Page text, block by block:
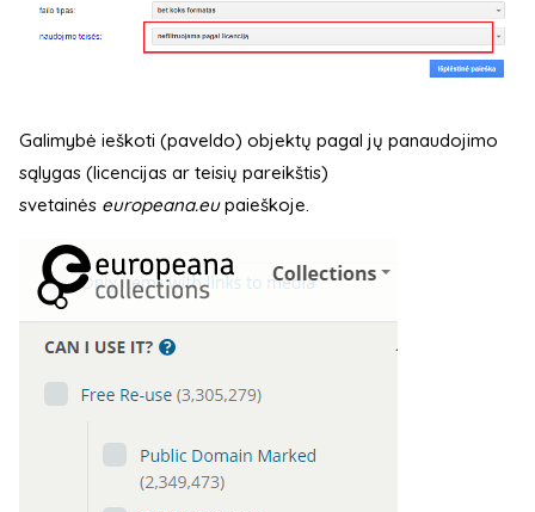
Galimybė ieškoti (paveldo) objektų pagal jų panaudojimo
sąlygas (licencijas ar teisių pareikštis)
svetainės europeana.eupaieškoje.